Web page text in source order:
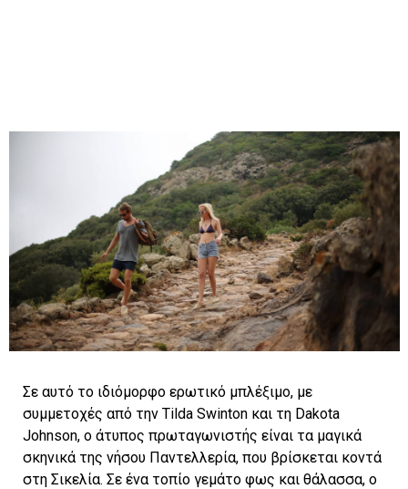
Σε αυτό το ιδιόμορφο ερωτικό μπλέξιμο, με
συμμετοχές από την Tilda Swinton και τη Dakota
Johnson, ο άτυπος πρωταγωνιστής είναι τα μαγικά
σκηνικά της νήσου Παντελλερία, που βρίσκεται κοντά
στη Σικελία. Σε ένα τοπίο γεμάτο φως και θάλασσα, ο